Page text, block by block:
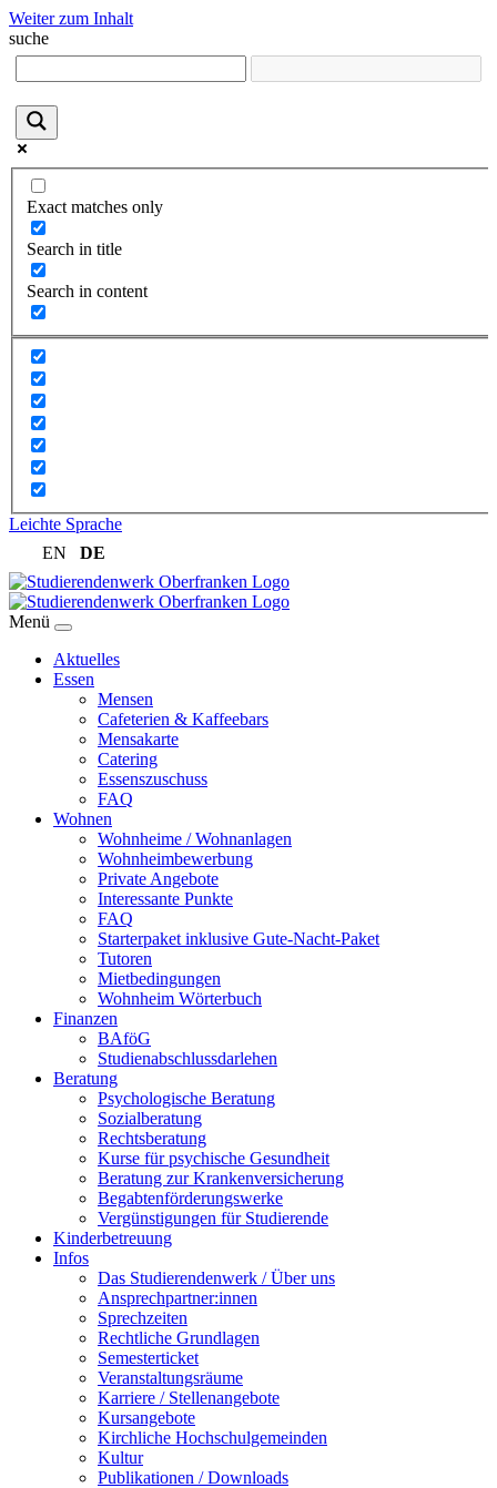
Weiter zum Inhalt
suche
Exact matches only
Search in title
Search in content
Leichte Sprache
EN
DE
Menü
Aktuelles
Essen
Mensen
Cafeterien & Kaffeebars
Mensakarte
Catering
Essenszuschuss
FAQ
Wohnen
Wohnheime / Wohnanlagen
Wohnheimbewerbung
Private Angebote
Interessante Punkte
FAQ
Starterpaket inklusive Gute-Nacht-Paket
Tutoren
Mietbedingungen
Wohnheim Wörterbuch
Finanzen
BAföG
Studienabschlussdarlehen
Beratung
Psychologische Beratung
Sozialberatung
Rechtsberatung
Kurse für psychische Gesundheit
Beratung zur Krankenversicherung
Begabtenförderungswerke
Vergünstigungen für Studierende
Kinderbetreuung
Infos
Das Studierendenwerk / Über uns
Ansprechpartner:innen
Sprechzeiten
Rechtliche Grundlagen
Semesterticket
Veranstaltungsräume
Karriere / Stellenangebote
Kursangebote
Kirchliche Hochschulgemeinden
Kultur
Publikationen / Downloads